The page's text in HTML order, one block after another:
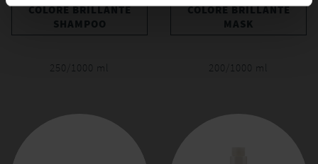
COLORE BRILLANTE
SHAMPOO
250/1000 ml
COLORE BRILLANTE
MASK
200/1000 ml